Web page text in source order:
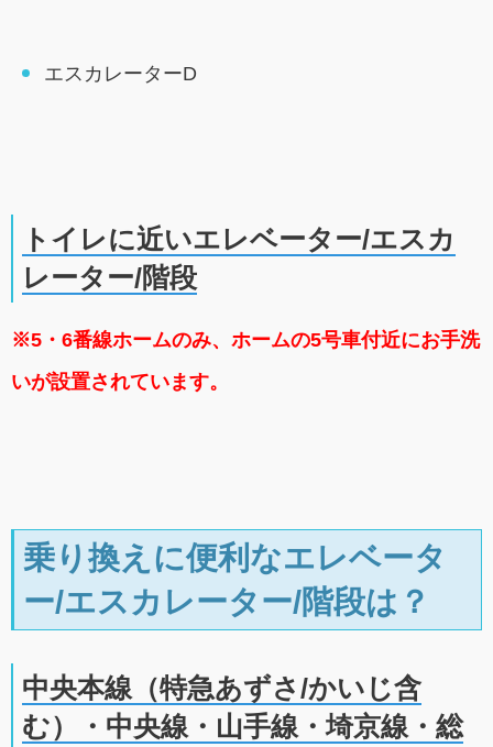
エスカレーターD
トイレに近いエレベーター/エスカ
レーター/階段
※5・6番線ホームのみ、ホームの5号車付近にお手洗
いが設置されています。
乗り換えに便利なエレベータ
ー/エスカレーター/階段は？
中央本線（特急あずさ/かいじ含
む）・中央線・山手線・埼京線・総